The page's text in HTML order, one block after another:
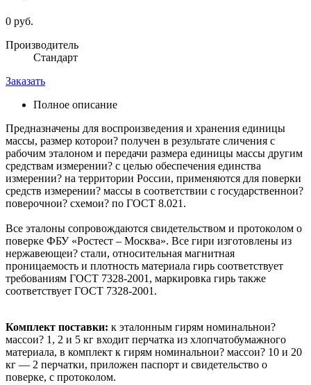
0 руб.
Производитель
Стандарт
Заказать
Полное описание
Предназначены для воспроизведения и хранения единицы
массы, размер которои? получен в результате сличения с
рабочим эталоном и передачи размера единицы массы другим
средствам измерении? с целью обеспечения единства
измерении? на территории России, применяются для поверки
средств измерении? массы в соответствии с государственнои?
поверочнои? схемои? по ГОСТ 8.021.
Все эталоны сопровождаются свидетельством и протоколом о
поверке ФБУ «Ростест – Москва». Все гири изготовлены из
нержавеющеи? стали, относительная магнитная
проницаемость и плотность материала гирь соответствует
требованиям ГОСТ 7328-2001, маркировка гирь также
соответствует ГОСТ 7328-2001.
Комплект поставки: к эталонным гирям номинальнои?
массои? 1, 2 и 5 кг входит перчатка из хлопчатобумажного
материала, в комплект к гирям номинальнои? массои? 10 и 20
кг — 2 перчатки, приложен паспорт и свидетельство о
поверке, с протоколом.